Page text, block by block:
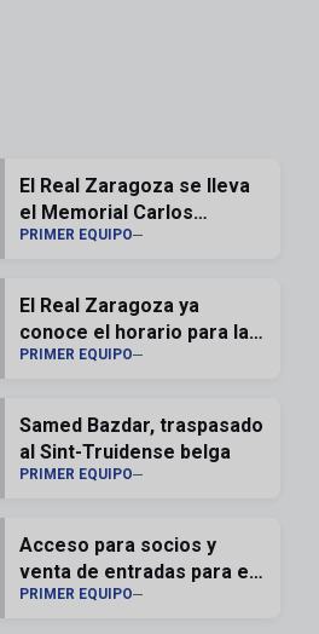
El Real Zaragoza se lleva
el Memorial Carlos
Lapetra 2026
PRIMER EQUIPO
El Real Zaragoza ya
conoce el horario para la
segunda jornada de liga
PRIMER EQUIPO
Samed Bazdar, traspasado
al Sint-Truidense belga
PRIMER EQUIPO
Acceso para socios y
venta de entradas para el
Memorial Carlos Lapetra
PRIMER EQUIPO